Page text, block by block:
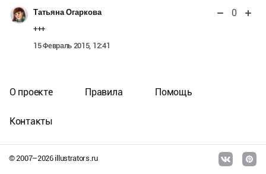
Татьяна Огаркова 0
+++
15 Февраль 2015, 12:41
© 2007–2026illustrators.ru
О проекте Правила Помощь
Контакты